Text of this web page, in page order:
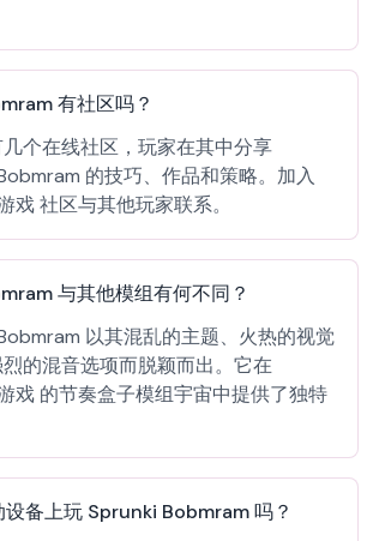
有社区吗？
个在线社区，玩家在其中分享
的技巧、作品和策略。加入
戏 社区与其他玩家联系。
与其他模组有何不同？
以其混乱的主题、火热的视觉
的混音选项而脱颖而出。它在
戏 的节奏盒子模组宇宙中提供了独特
备上玩 Sprunki Bobmram 吗？